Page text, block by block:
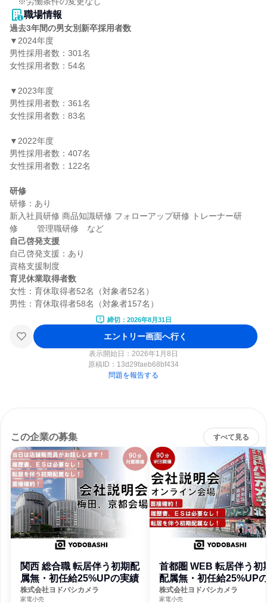
職場情報
過去3年間の男女別新卒採用者数
▼2024年度
男性採用者数：301名
女性採用者数：54名
▼2023年度
男性採用者数：361名
女性採用者数：83名
▼2022年度
男性採用者数：407名
女性採用者数：122名
研修
研修：あり
新入社員研修 商品知識研修 フォローアップ研修 トレーナー研
自己啓発支援
自己啓発支援：あり
育児休業取得者数
女性：育休取得者52名（対象者52名）
締切：2026年8月31日
エントリー画面へ行く
表示開始日：2026年1月8日
原稿ID： 13d29faeb68bf434
問題を報告する
この企業の募集 すべて見る
関西 総合職 転居伴う初期配
属無・初任給25%UPの実績
株式会社ヨドバシカメラ
家電小売
首都圏 WEB 転居伴う初
配属無・初任給25%UP
績
株式会社ヨドバシカメラ
家電小売